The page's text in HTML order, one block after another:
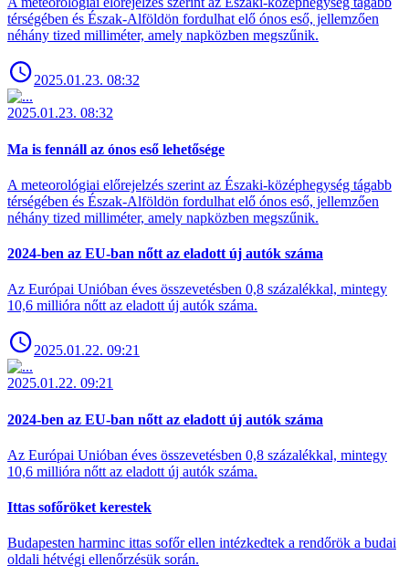
térségében és Észak-Alföldön fordulhat elő ónos eső, jellemzően
néhány tized milliméter, amely napközben megszűnik.
2025.01.23. 08:32
2025.01.23. 08:32
Ma is fennáll az ónos eső lehetősége
A meteorológiai előrejelzés szerint az Északi-középhegység tágabb
térségében és Észak-Alföldön fordulhat elő ónos eső, jellemzően
néhány tized milliméter, amely napközben megszűnik.
2024-ben az EU-ban nőtt az eladott új autók száma
Az Európai Unióban éves összevetésben 0,8 százalékkal, mintegy
10,6 millióra nőtt az eladott új autók száma.
2025.01.22. 09:21
2025.01.22. 09:21
2024-ben az EU-ban nőtt az eladott új autók száma
Az Európai Unióban éves összevetésben 0,8 százalékkal, mintegy
10,6 millióra nőtt az eladott új autók száma.
Ittas sofőröket kerestek
Budapesten harminc ittas sofőr ellen intézkedtek a rendőrök a budai
oldali hétvégi ellenőrzésük során.